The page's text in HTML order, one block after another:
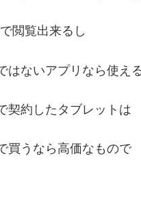
閲覧出来るし
はないアプリなら使え
契約したタブレットは
買うなら高価なもので